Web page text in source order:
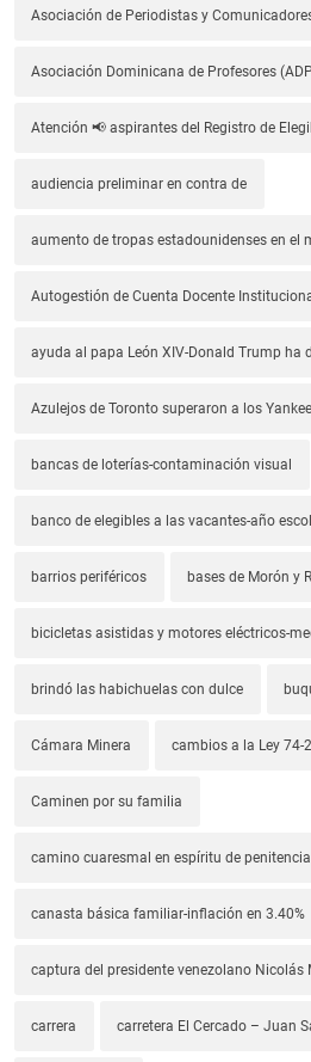
Asociación de Periodistas y
Asociación Dominicana de Profesores
Atención 📢 aspirantes del Registro de
audiencia preliminar en contra de
aumento de tropas estadounidenses en el
Autogestión de Cuenta Docente
ayuda al papa León XIV-Donald Trump
Azulejos de Toronto superaron a los
bancas de loterías-contaminación visual
banco de elegibles a las vacantes-año
barrios periféricos bases de Morón y
bicicletas asistidas y motores eléctricos-
brindó las habichuelas con dulce
Cámara Minera cambios a la Ley 74-
Caminen por su familia
camino cuaresmal en espíritu de penitencia
canasta básica familiar-inflación en 3.40%
captura del presidente venezolano Nicolás
carrera carretera El Cercado – Juan